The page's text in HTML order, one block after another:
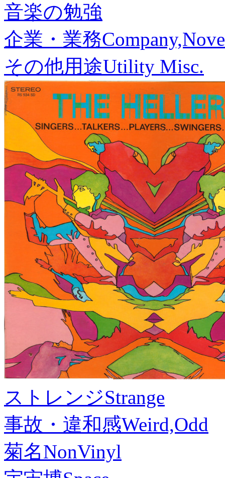
音楽の勉強
企業・業務
その他用途Utility Misc.
ストレンジStrange
事故・違和感Weird,Odd
菊名NonVinyl